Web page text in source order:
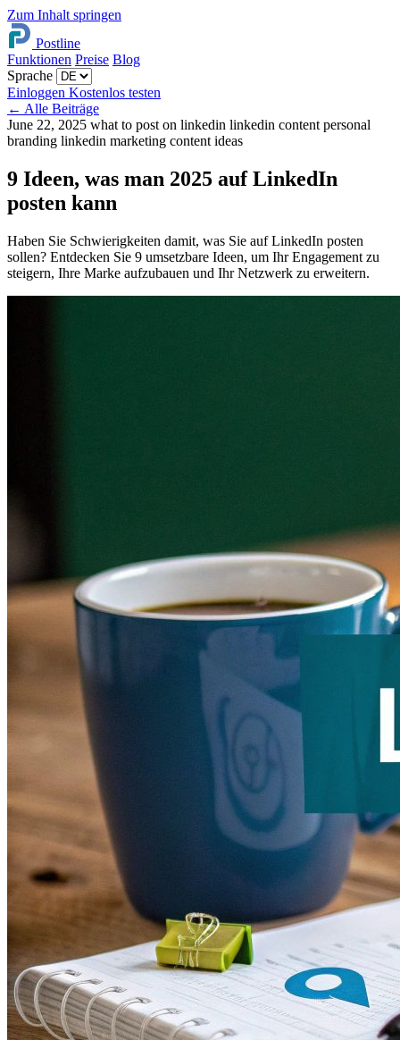
Zum Inhalt springen
Postline
Funktionen Preise Blog
Sprache
Einloggen Kostenlos testen
← Alle Beiträge
June 22, 2025 what to post on linkedin linkedin content personal
branding linkedin marketing content ideas
9 Ideen, was man 2025 auf LinkedIn
posten kann
Haben Sie Schwierigkeiten damit, was Sie auf LinkedIn posten
sollen? Entdecken Sie 9 umsetzbare Ideen, um Ihr Engagement zu
steigern, Ihre Marke aufzubauen und Ihr Netzwerk zu erweitern.